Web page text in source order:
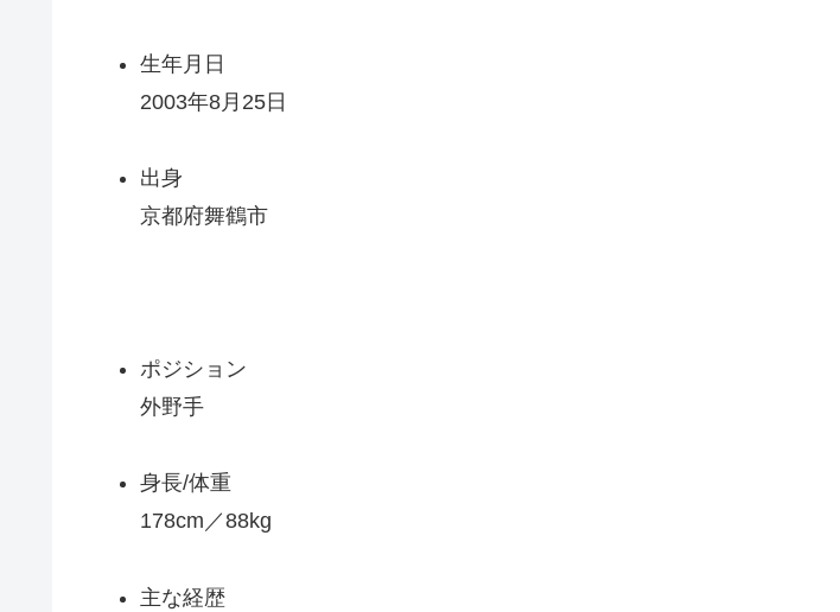
生年月日
2003年8月25日
出身
京都府舞鶴市
ポジション
外野手
身長/体重
178cm／88kg
主な経歴